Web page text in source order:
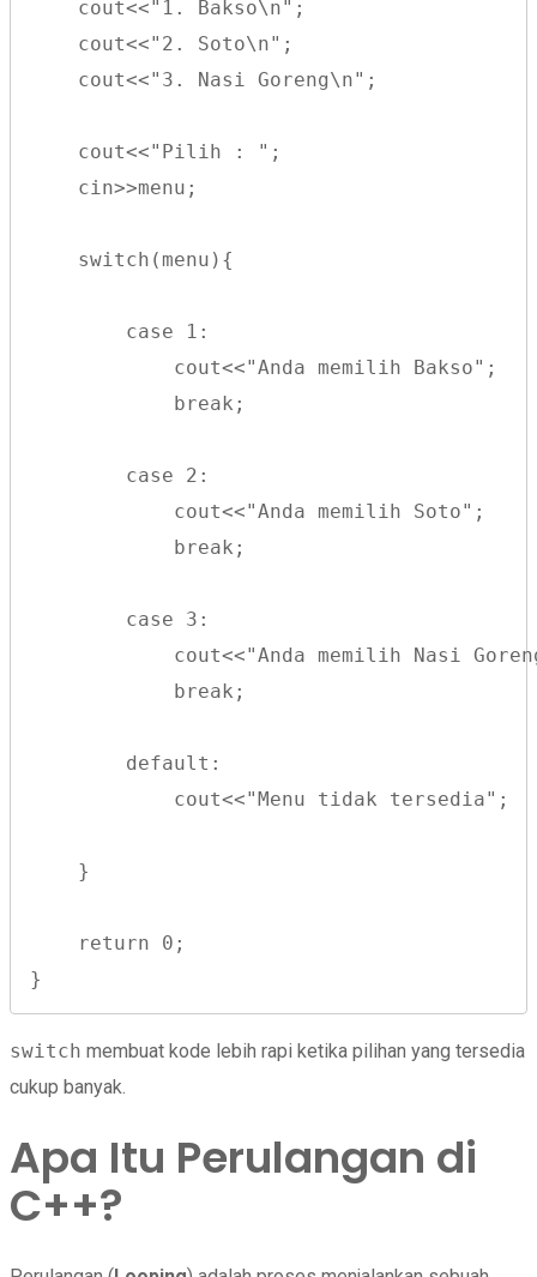
    cout<<"1. Bakso\n";
    cout<<"2. Soto\n";
    cout<<"3. Nasi Goreng\n";
    cout<<"Pilih : ";
    cin>>menu;
    switch(menu){
        case 1:
            cout<<"Anda memilih Bakso";
            break;
        case 2:
            cout<<"Anda memilih Soto";
            break;
        case 3:
cout<<"Anda memilih Nasi
            break;
        default:
            cout<<"Menu tidak tersedia";
    }
    return 0;
}
switch membuat kode lebih rapi ketika pilihan yang tersedia
cukup banyak.
Apa Itu Perulangan di
C++?